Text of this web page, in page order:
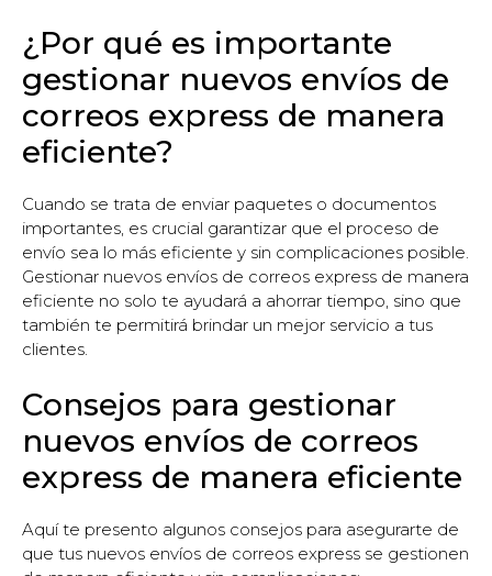
¿Por qué es importante
gestionar nuevos envíos de
correos express de manera
eficiente?
Cuando se trata de enviar paquetes o documentos
importantes, es crucial garantizar que el proceso de
envío sea lo más eficiente y sin complicaciones posible.
Gestionar nuevos envíos de correos express de manera
eficiente no solo te ayudará a ahorrar tiempo, sino que
también te permitirá brindar un mejor servicio a tus
clientes.
Consejos para gestionar
nuevos envíos de correos
express de manera eficiente
Aquí te presento algunos consejos para asegurarte de
que tus nuevos envíos de correos express se gestionen